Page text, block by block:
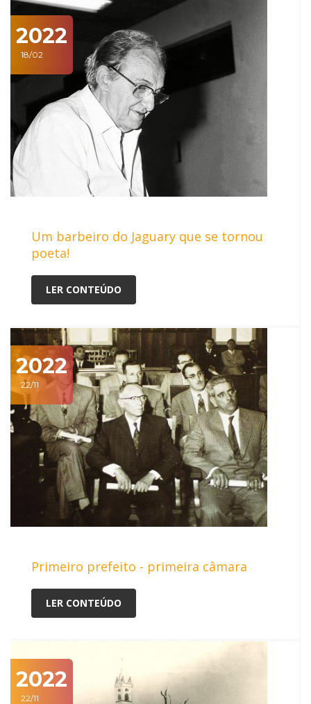
2022
18/02
Um barbeiro do Jaguary que se tornou
poeta!
LER CONTEÚDO
2022
22/11
Primeiro prefeito - primeira câmara
LER CONTEÚDO
2022
22/11